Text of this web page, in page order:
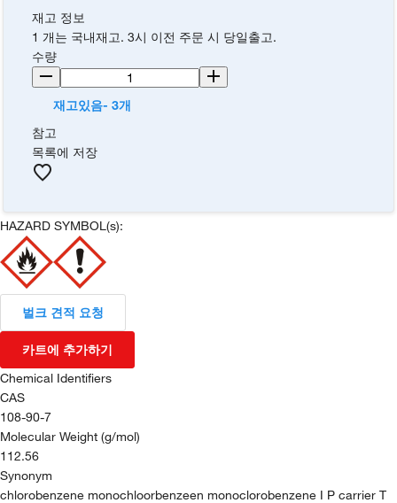
재고 정보
1 개는 국내재고. 3시 이전 주문 시 당일출고.
수량
재고있음- 3개
참고
목록에 저장
HAZARD SYMBOL(s):
벌크 견적 요청
카트에 추가하기
Chemical Identifiers
CAS
108-90-7
Molecular Weight (g/mol)
112.56
Synonym
chlorobenzene monochloorbenzeen monoclorobenzene I P carrier T